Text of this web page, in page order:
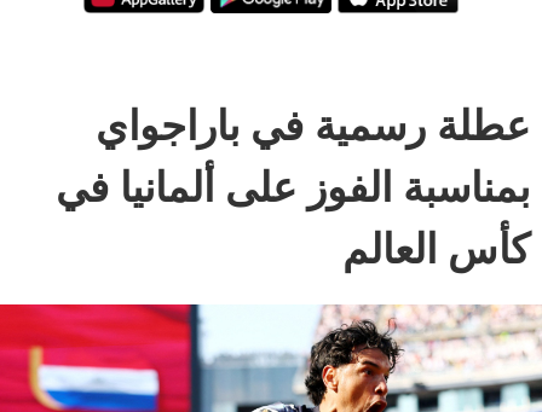
عطلة رسمية في باراجواي
بمناسبة الفوز على ألمانيا في
كأس العالم